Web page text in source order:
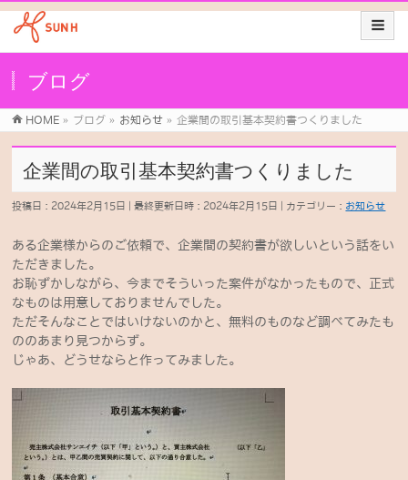
ブログ
HOME » ブログ » お知らせ » 企業間の取引基本契約書つくりました
企業間の取引基本契約書つくりました
投稿日 : 2024年2月15日 最終更新日時 : 2024年2月15日 カテゴリー : お知らせ
ある企業様からのご依頼で、企業間の契約書が欲しいという話をい
ただきました。
お恥ずかしながら、今までそういった案件がなかったもので、正式
なものは用意しておりませんでした。
ただそんなことではいけないのかと、無料のものなど調べてみたも
ののあまり見つからず。
じゃあ、どうせならと作ってみました。